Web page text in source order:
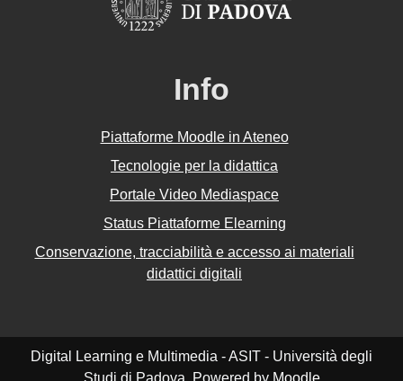
Info
Piattaforme Moodle in Ateneo
Tecnologie per la didattica
Portale Video Mediaspace
Status Piattaforme Elearning
Conservazione, tracciabilità e accesso ai materiali
didattici digitali
Digital Learning e Multimedia - ASIT - Università degli
Studi di Padova. Powered by Moodle